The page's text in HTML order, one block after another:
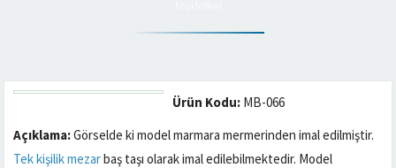
Ürün Kodu: MB-066
Açıklama:Görselde ki model marmara mermerinden imal edilmiştir.
Tek kişilik mezarbaş taşı olarak imal edilebilmektedir. Model